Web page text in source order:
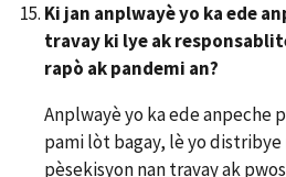
Ki jan anplwayè yo ka ede
travay ki lye ak
rapò ak pandemi an?
Anplwayè yo ka ede anpeche
pami lòt bagay, lè yo distribye
pèsekisyon nan travay ak